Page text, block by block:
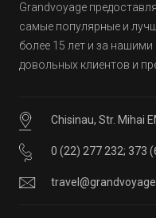
Grandvoyage
самые популярные и
более 15 лет и за
довольных клиентов и
Chisinau, Str. Mihai
0 (22) 277 232; 373